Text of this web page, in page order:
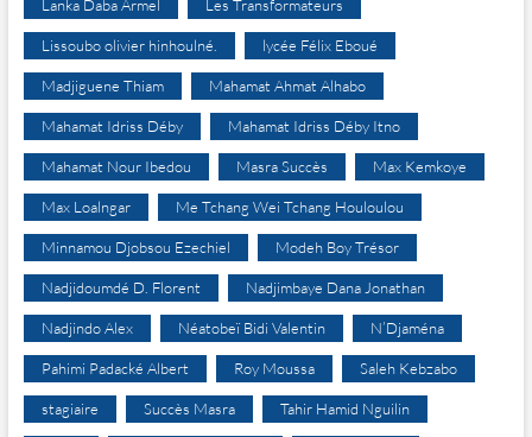
Lanka Daba Armel Les Transformateurs
Lissoubo olivier hinhoulné. lycée Félix Eboué
Madjiguene Thiam Mahamat Ahmat Alhabo
Mahamat Idriss Déby Mahamat Idriss Déby Itno
Mahamat Nour Ibedou Masra Succès Max Kemkoye
Max Loalngar Me Tchang Wei Tchang Houloulou
Minnamou Djobsou Ezechiel Modeh Boy Trésor
Nadjidoumdé D. Florent Nadjimbaye Dana Jonathan
Nadjindo Alex Néatobeï Bidi Valentin N’Djaména
Pahimi Padacké Albert Roy Moussa Saleh Kebzabo
stagiaire Succès Masra Tahir Hamid Nguilin